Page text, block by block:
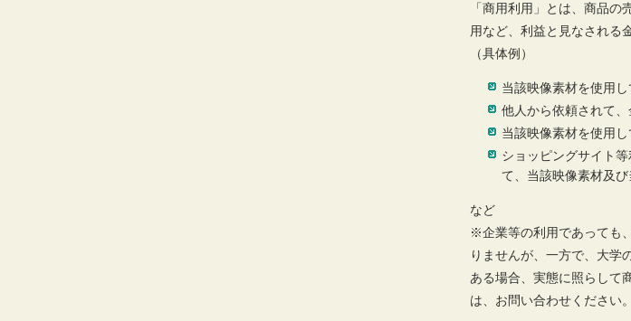
「商用利用」とは、商品
用など、利益と見なされる
（具体例）
当該映像素材を使用
他人から依頼されて
当該映像素材を使用
ショッピングサイト
て、当該映像素材及
など
※企業等の利用であっても
りませんが、一方で、大学
ある場合、実態に照らして
は、お問い合わせください。